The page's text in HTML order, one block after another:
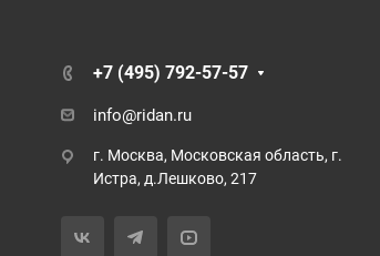
+7 (495) 792-57-57
info@ridan.ru
г. Москва, Московская область, г.
Истра, д.Лешково, 217